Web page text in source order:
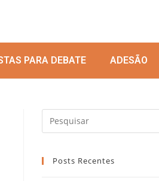
PARA DEBATE ADESÃO
Posts Recentes